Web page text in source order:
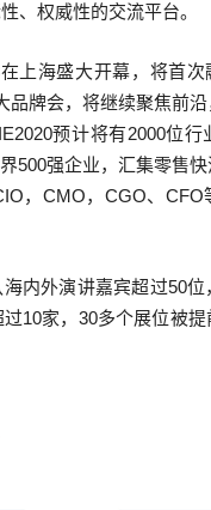
、权威性的交流平台。
上海盛大开幕，将首
品牌会，将继续聚焦前
预计将有2000位行
500强企业，汇集零售
，CMO，CGO、CFO
内外演讲嘉宾超过50位
10家，30多个展位被